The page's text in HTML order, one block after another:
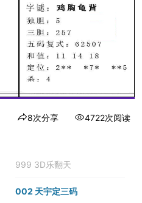
8次分享 4722次阅读
999 3D乐翻天
002 天宇定三码